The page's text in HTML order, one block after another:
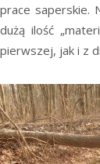
prace saperskie.
dużą ilość
pierwszej, jak i z